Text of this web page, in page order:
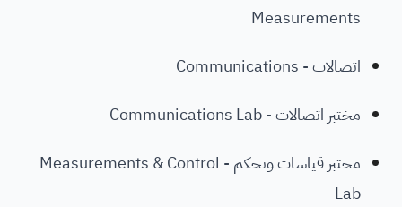
Measurements
اتصالات - Communications
مختبر اتصالات - Communications Lab
مختبر قياسات وتحكم - Measurements & Control
Lab